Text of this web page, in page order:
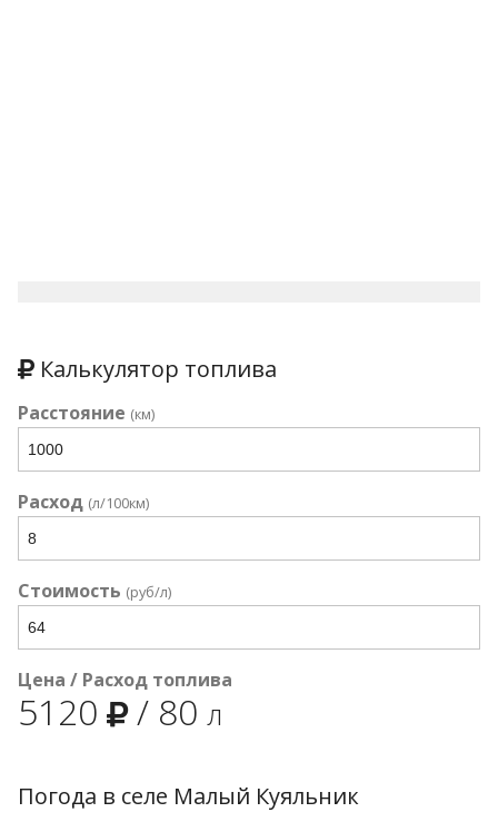
Калькулятор топлива
Расстояние (км)
Расход (л/100км)
Стоимость (руб/л)
Цена / Расход топлива
5120 / 80 л
Погода в селе Малый Куяльник